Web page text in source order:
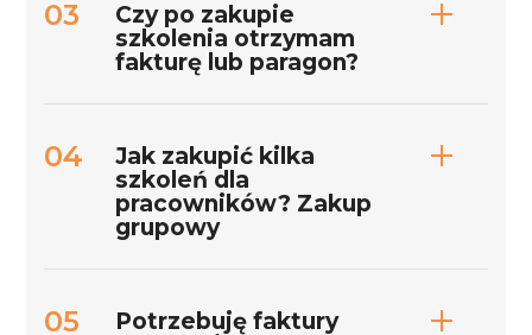
Czy po zakupie
szkolenia otrzymam
fakturę lub paragon?
Jak zakupić kilka
szkoleń dla
pracowników? Zakup
grupowy
Potrzebuję faktury